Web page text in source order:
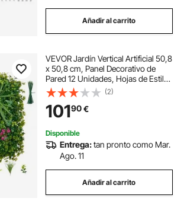
Añadir al carrito
VEVOR Jardín Vertical Artificial 50,8
x 50,8 cm, Panel Decorativo de
Pared 12 Unidades, Hojas de Estilo
Tropical, Pantalla de Privacidad,
Planta de Decoración para Boda
Exterior Interior Terraza Hogar
(2)
10190€
Disponible
Entrega:tan pronto como Mar.
Ago. 11
Añadir al carrito